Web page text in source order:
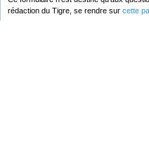
rédaction du Tigre, se rendre sur cette